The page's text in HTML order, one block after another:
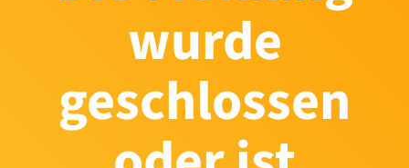
wurde
geschlossen